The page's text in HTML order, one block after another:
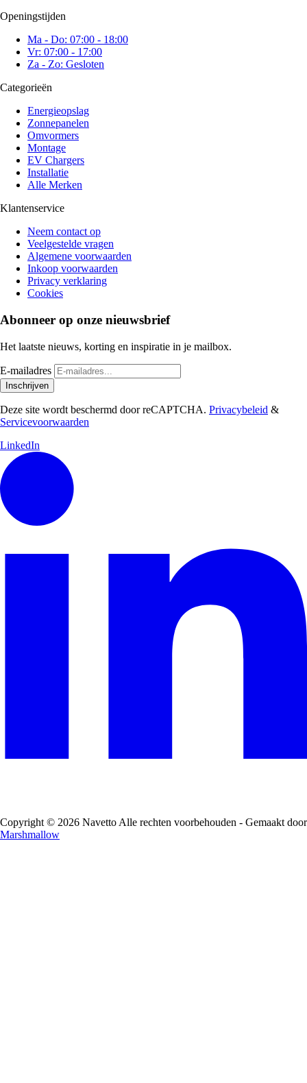
Openingstijden
Ma - Do: 07:00 - 18:00
Vr: 07:00 - 17:00
Za - Zo: Gesloten
Categorieën
Energieopslag
Zonnepanelen
Omvormers
Montage
EV Chargers
Installatie
Alle Merken
Klantenservice
Neem contact op
Veelgestelde vragen
Algemene voorwaarden
Inkoop voorwaarden
Privacy verklaring
Cookies
Abonneer op onze nieuwsbrief
Het laatste nieuws, korting en inspiratie in je mailbox.
E-mailadres
Inschrijven
Deze site wordt beschermd door reCAPTCHA. Privacybeleid &
Servicevoorwaarden
LinkedIn
Copyright © 2026 Navetto Alle rechten voorbehouden - Gemaakt door
Marshmallow